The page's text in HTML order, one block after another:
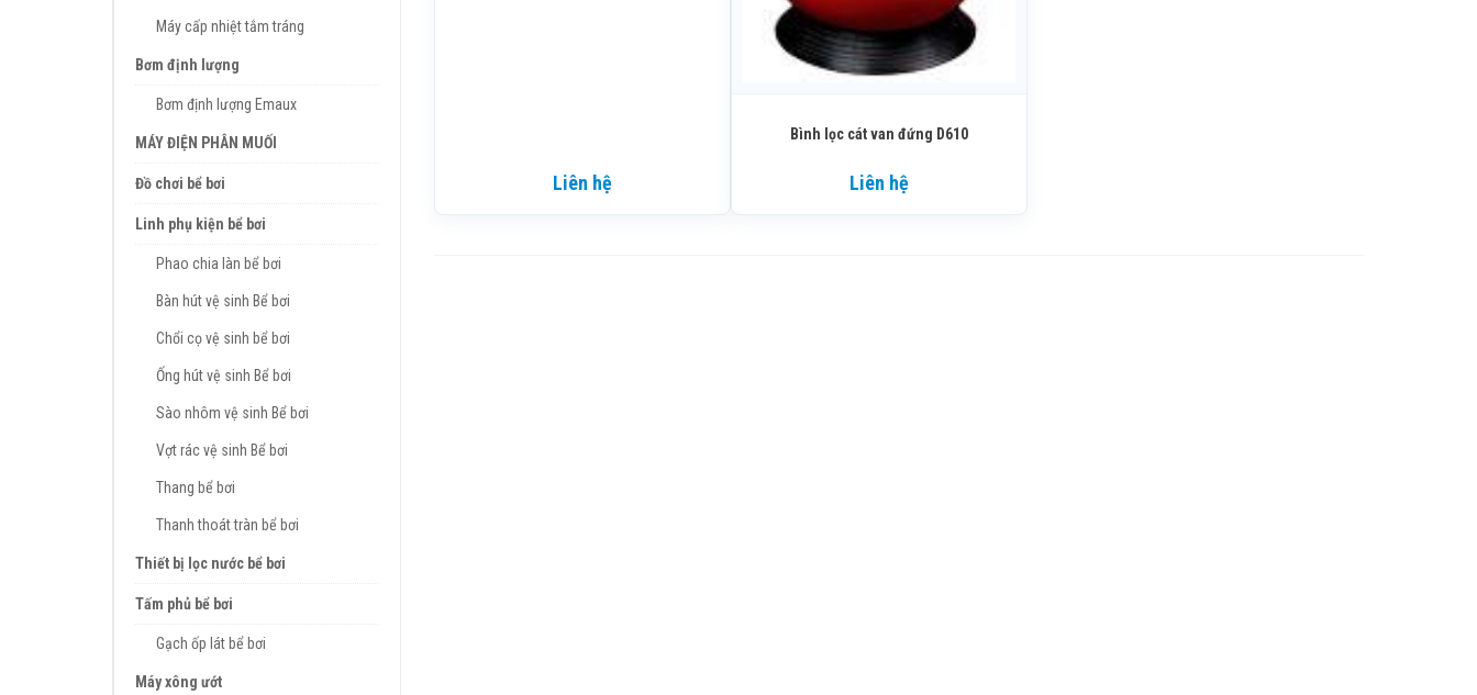
Máy cấp nhiệt tắm tráng
Bơm định lượng
Bơm định lượng Emaux
MÁY ĐIỆN PHÂN MUỐI
Đồ chơi bể bơi
Linh phụ kiện bể bơi
Phao chia làn bể bơi
Bàn hút vệ sinh Bể bơi
Chổi cọ vệ sinh bể bơi
Ống hút vệ sinh Bể bơi
Sào nhôm vệ sinh Bể bơi
Vợt rác vệ sinh Bể bơi
Thang bể bơi
Thanh thoát tràn bể bơi
Thiết bị lọc nước bể bơi
Tấm phủ bể bơi
Gạch ốp lát bể bơi
Máy xông ướt
Liên hệ
Bình lọc cát van đứng D610
Liên hệ